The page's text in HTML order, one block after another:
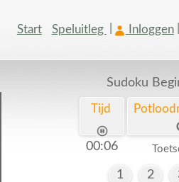
Start Speluitleg Inloggen
Sudoku
Tijd
00:06
1 2